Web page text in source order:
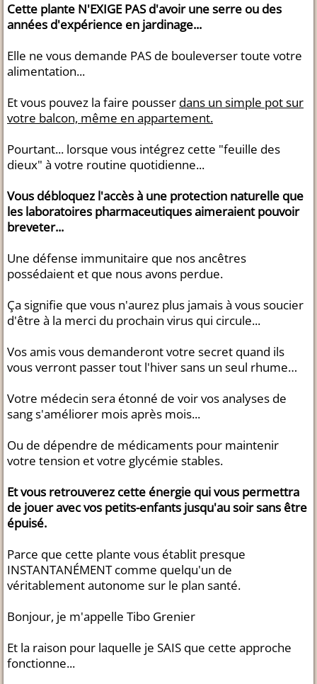
Cette plante N'EXIGE PAS d'avoir une serre ou des
années d'expérience en jardinage...
Elle ne vous demande PAS de bouleverser toute votre
alimentation...
Et vous pouvez la faire pousser dans un simple pot sur
votre balcon, même en appartement.
Pourtant... lorsque vous intégrez cette "feuille des
dieux" à votre routine quotidienne...
Vous débloquez l'accès à une protection naturelle que
les laboratoires pharmaceutiques aimeraient pouvoir
breveter...
Une défense immunitaire que nos ancêtres
possédaient et que nous avons perdue.
Ça signifie que vous n'aurez plus jamais à vous soucier
d'être à la merci du prochain virus qui circule...
Vos amis vous demanderont votre secret quand ils
vous verront passer tout l'hiver sans un seul rhume…
Votre médecin sera étonné de voir vos analyses de
sang s'améliorer mois après mois...
Ou de dépendre de médicaments pour maintenir
votre tension et votre glycémie stables.
Et vous retrouverez cette énergie qui vous permettra
de jouer avec vos petits-enfants jusqu'au soir sans être
épuisé.
Parce que cette plante vous établit presque
INSTANTANÉMENT comme quelqu'un de
véritablement autonome sur le plan santé.
Bonjour, je m'appelle Tibo Grenier
Et la raison pour laquelle je SAIS que cette approche
fonctionne...